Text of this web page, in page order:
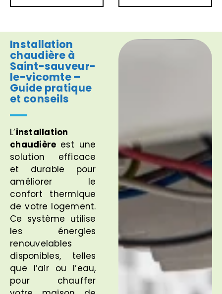
Installation
chaudière à
Saint-sauveur-
le-vicomte –
Guide pratique
et conseils
L’installation
chaudière est une
solution efficace
et durable pour
améliorer le
confort thermique
de votre logement.
Ce système utilise
les énergies
renouvelables
disponibles, telles
que l’air ou l’eau,
pour chauffer